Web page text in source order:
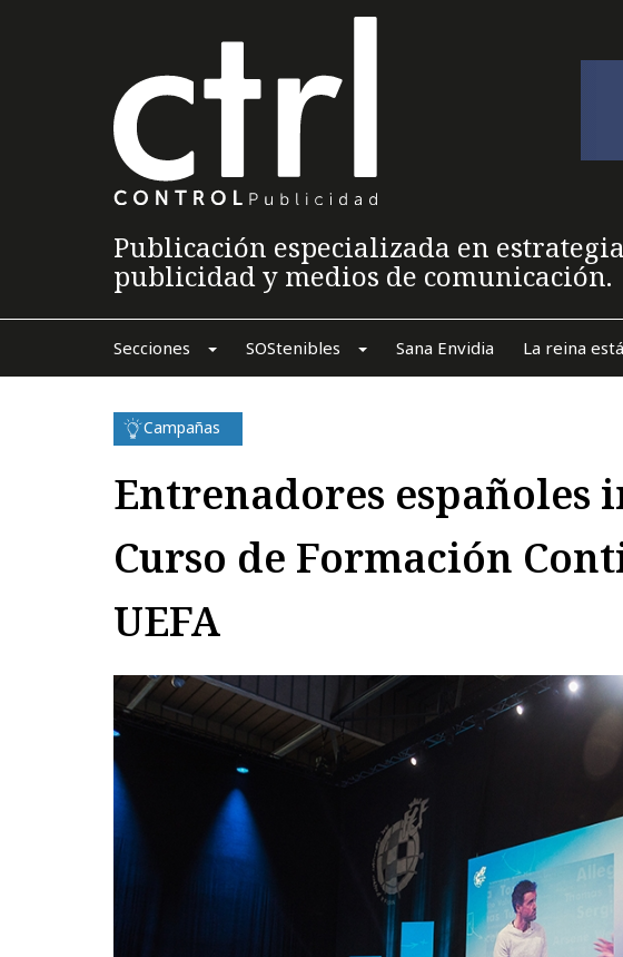
Publicación especializada en
publicidad y medios de comunicación.
Secciones SOStenibles Sana Envidia La reina
Campañas
Entrenadores españoles
Curso de Formación
UEFA